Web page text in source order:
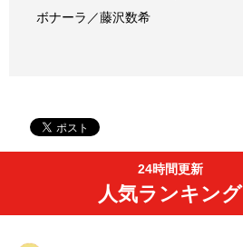
ボナーラ／藤沢数希
24時間更新
人気ランキング